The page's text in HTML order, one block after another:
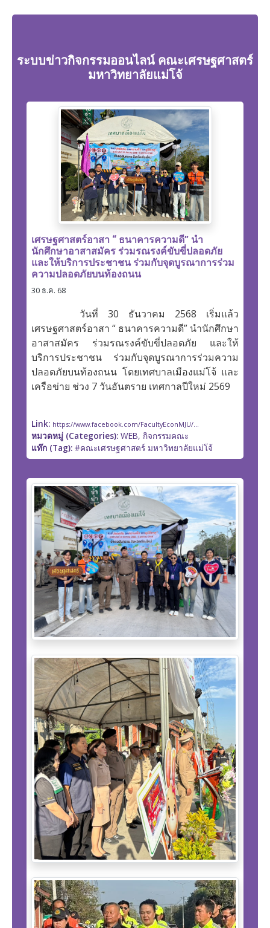
ระบบข่าวกิจกรรมออนไลน์ คณะเศรษฐศาสตร์
มหาวิทยาลัยแม่โจ้
เศรษฐศาสตร์อาสา “ ธนาคารความดี” นำ
นักศึกษาอาสาสมัคร ร่วมรณรงค์ขับขี่ปลอดภัย
และให้บริการประชาชน ร่วมกับจุดบูรณาการร่วม
ความปลอดภัยบนท้องถนน
30 ธ.ค. 68
วันที่ 30 ธันวาคม 2568 เริ่มแล้ว
เศรษฐศาสตร์อาสา “ ธนาคารความดี” นำนักศึกษา
อาสาสมัคร ร่วมรณรงค์ขับขี่ปลอดภัย และให้
บริการประชาชน ร่วมกับจุดบูรณาการร่วมความ
ปลอดภัยบนท้องถนน โดยเทศบาลเมืองแม่โจ้ และ
เครือข่าย ช่วง 7 วันอันตราย เทศกาลปีใหม่ 2569
Link: https://www.facebook.com/FacultyEconMJU/...
หมวดหมู่ (Categories): WEB, กิจกรรมคณะ
แท๊ก (Tag): #คณะเศรษฐศาสตร์ มหาวิทยาลัยแม่โจ้